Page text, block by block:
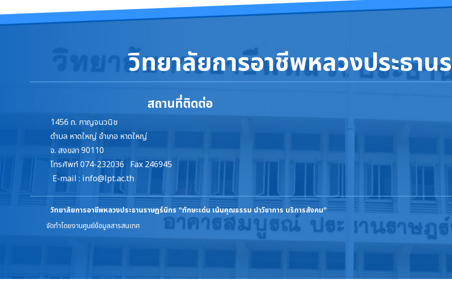
วิทยาลัยการอาชีพหลวงประธาน
สถานที่ติดต่อ
1456 ถ. กาญจนวนิช
ตำบล หาดใหญ่ อำเภอ หาดใหญ่
จ. สงขลา 90110
โทรศัพท์ 074-232036 Fax 246945
E-mail : info@lpt.ac.th
วิทยาลัยการอาชีพหลวงประธานราษฎร์นิกร"ทักษะเด่น เน้นคุณธรรม นำวิชาการ บริการสังคม"
จัดทำโดยงานศูนย์ข้อมูลสารสนเทศ